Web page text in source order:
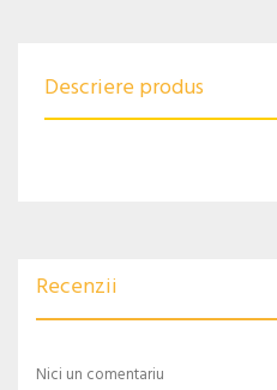
Descriere produs
Recenzii
Nici un comentariu